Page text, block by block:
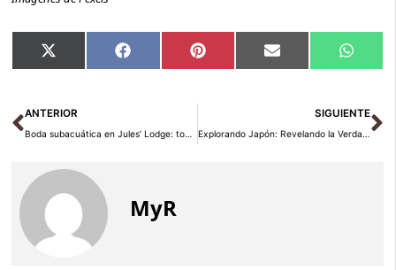
Compartir
en
X
(Twitter)
Compartir
en
Facebook Compartir
en
Pinterest Compartir
en
Email
en
Ant
ANTERIOR
Boda subacuática en Jules’ Lodge: todo lo que debes saber
SIGUIENTE
Explorando Japón: Revelando la Verdad Detrás del Universo de Ghost of Yōtei
MyR